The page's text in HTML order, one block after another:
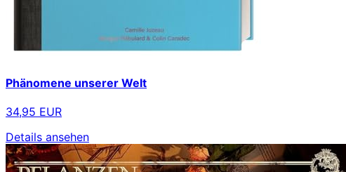
Phänomene unserer Welt
34,95 EUR
Details ansehen